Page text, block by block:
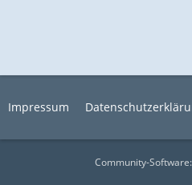
Impressum
Community-Software: